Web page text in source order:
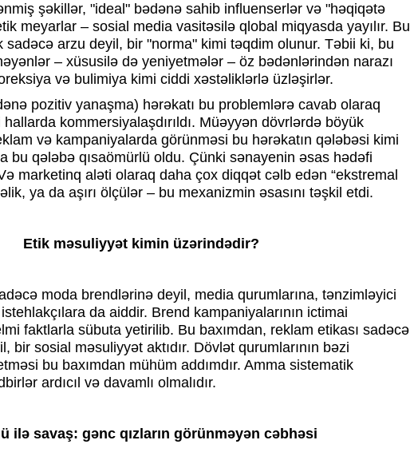
şəkillər, "ideal" bədənə sahib influenserlər və "həqiqətə
meyarlar – sosial media vasitəsilə qlobal miqyasda yayılır. Bu
sadəcə arzu deyil, bir "norma" kimi təqdim olunur. Təbii ki, bu
– xüsusilə də yeniyetmələr – öz bədənlərindən narazı
və bulimiya kimi ciddi xəstəliklərlə üzləşirlər.
pozitiv yanaşma) hərəkatı bu problemlərə cavab olaraq
kommersiyalaşdırıldı. Müəyyən dövrlərdə böyük
və kampaniyalarda görünməsi bu hərəkatın qələbəsi kimi
bu qələbə qısaömürlü oldu. Çünki sənayenin əsas hədəfi
marketinq aləti olaraq daha çox diqqət cəlb edən “ekstremal
ya da aşırı ölçülər – bu mexanizmin əsasını təşkil etdi.
Etik məsuliyyət kimin üzərindədir?
moda brendlərinə deyil, media qurumlarına, tənzimləyici
da aiddir. Brend kampaniyalarının ictimai
faktlarla sübuta yetirilib. Bu baxımdan, reklam etikası sadəcə
bir sosial məsuliyyət aktıdır. Dövlət qurumlarının bəzi
bu baxımdan mühüm addımdır. Amma sistematik
ardıcıl və davamlı olmalıdır.
ilə savaş: gənc qızların görünməyən cəbhəsi